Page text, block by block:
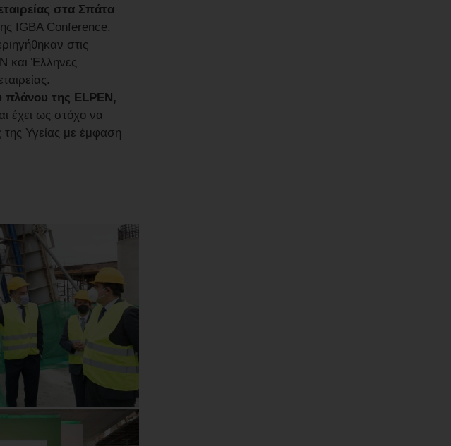
στα Σπάτα
IGBA Conference.
στις
και Έλληνες
πλάνου της ELPEN,
έχει ως στόχο να
της Υγείας με έμφαση